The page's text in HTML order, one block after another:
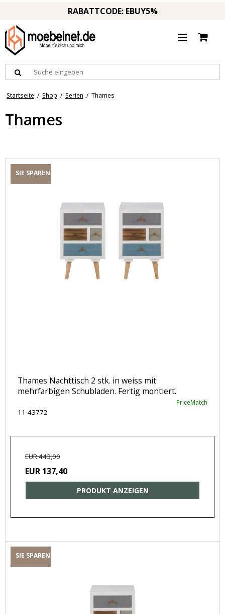
RABATTCODE: EBUY5%
Startseite / Shop / Serien / Thames
Thames
SIE SPAREN
Thames Nachttisch 2 stk. in weiss mit
mehrfarbigen Schubladen. Fertig montiert.
PriceMatch
11-43772
EUR 443,00
EUR 137,40
PRODUKT ANZEIGEN
SIE SPAREN